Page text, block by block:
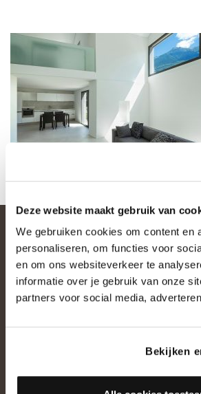
Deze website maakt gebruik van
We gebruiken cookies om content en
personaliseren, om functies voor
en om ons websiteverkeer te
informatie over je gebruik van onze
partners voor social media,
Bekijken